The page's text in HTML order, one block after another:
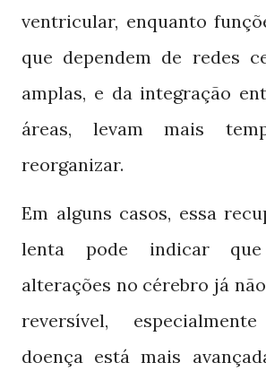
ventricular, enquanto
que dependem de redes
amplas, e da integração
áreas, levam mais
reorganizar.
Em alguns casos, essa
lenta pode indicar
alterações no cérebro já
reversível,
doença está mais